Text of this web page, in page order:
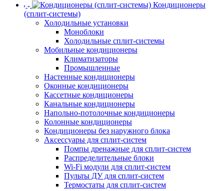
Кондиционеры
(сплит-системы)
Холодильные установки
Моноблоки
Холодильные сплит-системы
Мобильные кондиционеры
Климатизаторы
Промышленные
Настенные кондиционеры
Оконные кондиционеры
Кассетные кондиционеры
Канальные кондиционеры
Напольно-потолочные кондиционеры
Колонные кондиционеры
Кондиционеры без наружного блока
Аксессуары для сплит-систем
Помпы дренажные для сплит-систем
Распределительные блоки
Wi-Fi модули для сплит-систем
Пульты ДУ для сплит-систем
Термостаты для сплит-систем